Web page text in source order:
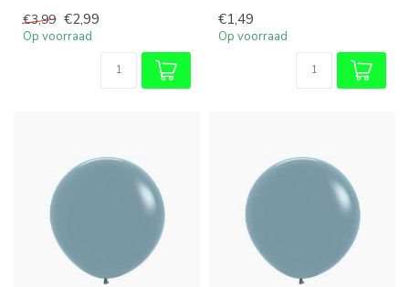
€3,99 €2,99
Op voorraad
€1,49
Op voorraad